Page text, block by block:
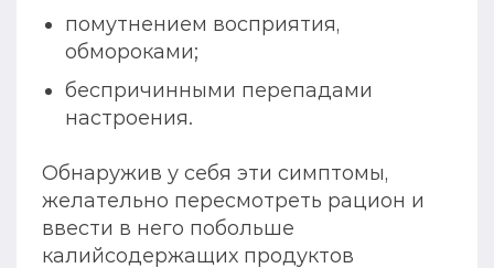
помутнением восприятия,
обмороками;
беспричинными перепадами
настроения.
Обнаружив у себя эти симптомы,
желательно пересмотреть рацион и
ввести в него побольше
калийсодержащих продуктов